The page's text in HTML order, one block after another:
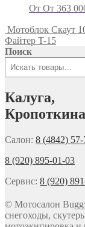
От От 363
Мотоблок Скаут
Файтер T-15
Поиск
Калуга,
Салон: 8 (4842)
8 (920) 895-01-03
Сервис: 8 (920)
© Мотосалон
снегоходы,